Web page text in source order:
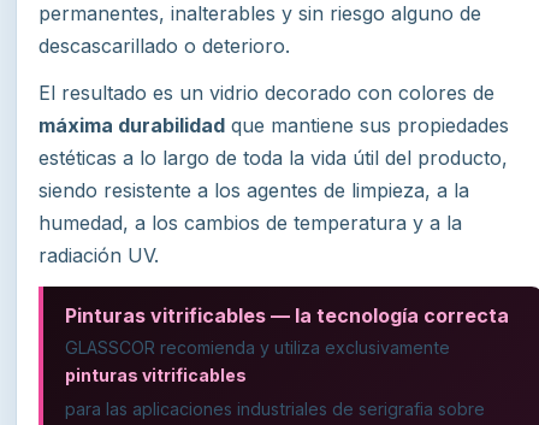
permanentes, inalterables y sin riesgo alguno de
descascarillado o deterioro.
El resultado es un vidrio decorado con colores de
máxima durabilidad que mantiene sus propiedades
estéticas a lo largo de toda la vida útil del producto,
siendo resistente a los agentes de limpieza, a la
humedad, a los cambios de temperatura y a la
radiación UV.
Pinturas vitrificables — la tecnología correcta
GLASSCOR recomienda y utiliza exclusivamente
pinturas vitrificables
para las aplicaciones industriales de serigrafia sobre